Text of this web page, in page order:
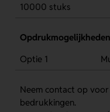
10000 stuks
Opdrukmogelijkheden
Optie 1
Neem contact op
bedrukkingen.